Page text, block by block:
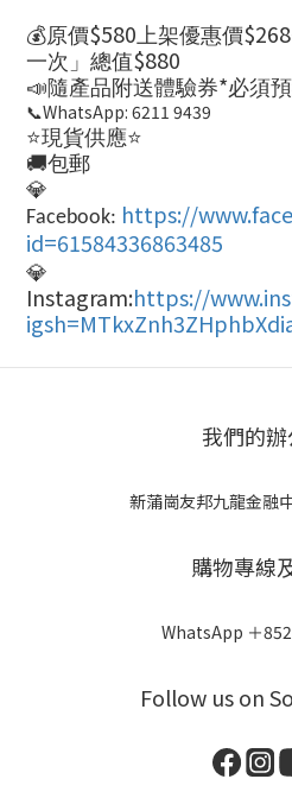
💰原價$580上架優惠價
一次」總值$880
📣隨產品附送體驗券*必須
📞WhatsApp: 6211 9439
⭐️現貨供應⭐️
🚚包郵
💎
Facebook: https://
id=61584336863485
💎
Instagram:https://
我們的
新蒲崗友邦九龍金融
購物專線
WhatsApp ＋
Follow us on